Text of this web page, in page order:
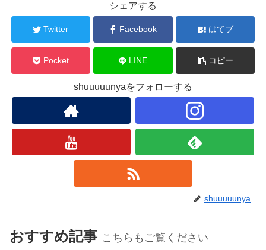
シェアする
Twitter Facebook はてブ
Pocket LINE コピー
shuuuuunyaをフォローする
shuuuuunya
おすすめ記事 こちらもご覧ください